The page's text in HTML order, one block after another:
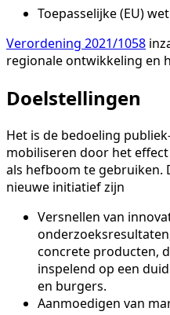
Toepasselijke (EU)
Verordening 2021/1058
regionale ontwikkeling en
Doelstellingen
Het is de bedoeling
mobiliseren door het
als hefboom te gebruiken.
nieuwe initiatief zijn
Versnellen van
concrete producten,
inspelend op een
en burgers.
Aanmoedigen van